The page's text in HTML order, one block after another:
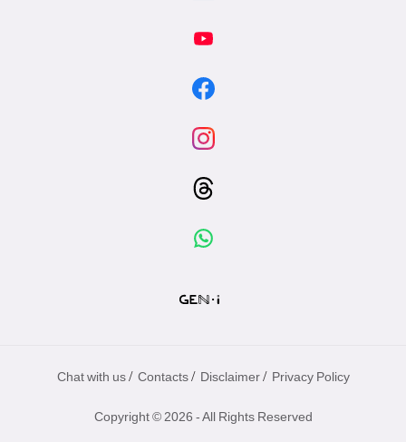
Chat with us / Contacts / Disclaimer / Privacy Policy
Copyright © 2026 - All Rights Reserved